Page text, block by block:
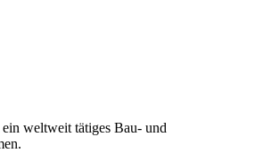
weltweit tätiges Bau- und